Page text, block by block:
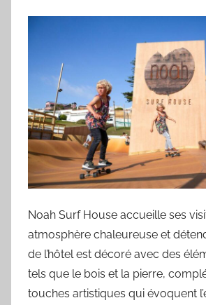
Noah Surf House accueille ses
atmosphère chaleureuse et
de l’hôtel est décoré avec des
tels que le bois et la pierre,
touches artistiques qui évoquent